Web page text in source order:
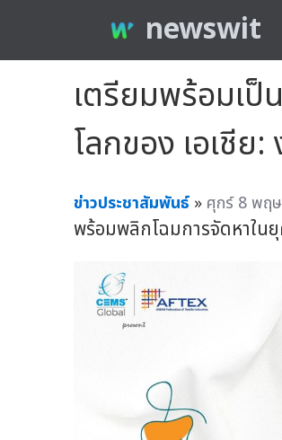
newswit
เตรียมพร้อมเป็
โลกของ เอเชี
ข่าวประชาสัมพันธ์ » ศุกร์ 8 พฤ
พร้อมพลิกโฉมการจัดหาใน